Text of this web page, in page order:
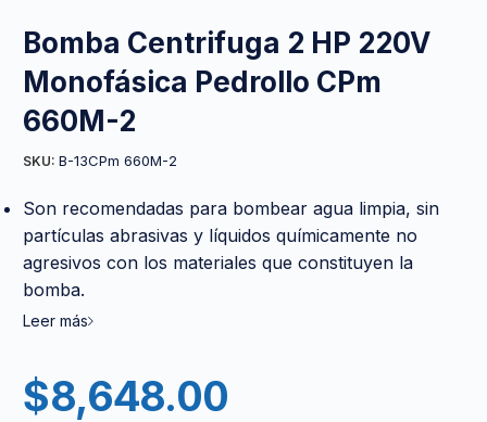
Bomba Centrifuga 2 HP 220V
Monofásica Pedrollo CPm
660M-2
SKU: B-13CPm 660M-2
Son recomendadas para bombear agua limpia, sin
partículas abrasivas y líquidos químicamente no
agresivos con los materiales que constituyen la
bomba.
Leer más
$8,648.00